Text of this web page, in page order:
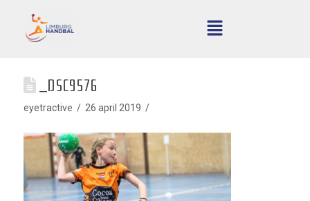
_DSC9576
eyetractive 26 april 2019